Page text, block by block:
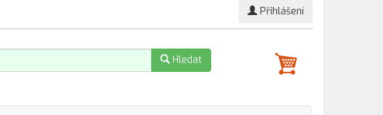
Přihlášení
Hledat